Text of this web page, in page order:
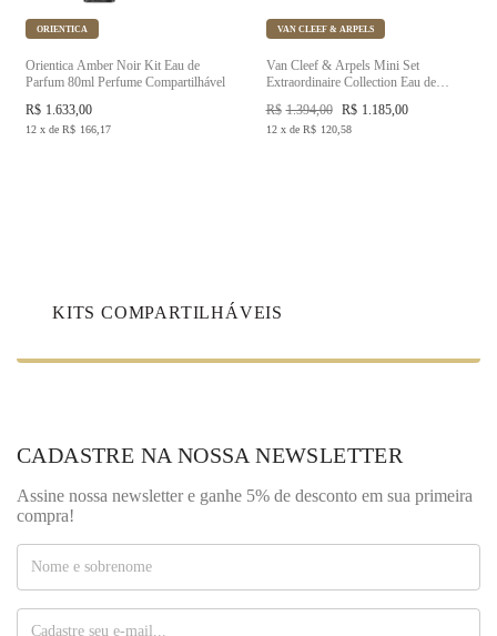
ORIENTICA
Orientica Amber Noir Kit Eau de
Parfum 80ml Perfume Compartilhável
R$ 1.633,00
12 x de R$ 166,17
VAN CLEEF & ARPELS
Van Cleef & Arpels Mini Set
Extraordinaire Collection Eau de
R$ 1.185,00
R$ 1.394,00
12 x de R$ 120,58
KITS COMPARTILHÁVEIS
CADASTRE NA NOSSA NEWSLETTER
Assine nossa newsletter e ganhe 5% de desconto em sua primeira
compra!